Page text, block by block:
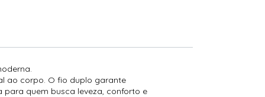
ao corpo. O fio duplo garante
quem busca leveza, conforto e